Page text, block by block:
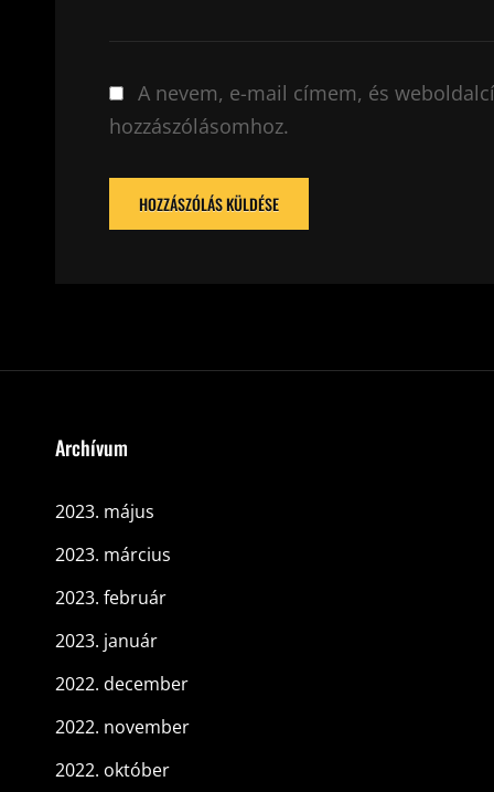
A nevem, e-mail címem, és
hozzászólásomhoz.
Archívum
2023. május
2023. március
2023. február
2023. január
2022. december
2022. november
2022. október